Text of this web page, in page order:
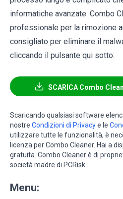
informatiche avanzate. Combo
professionale per la rimozione
consigliato per eliminare il
cliccando il pulsante qui sotto:
SCARICA Combo
Scaricando qualsiasi software
nostre Condizioni di Privacye le
utilizzare tutte le funzionalità, è
licenza per Combo Cleaner. Hai a
gratuita. Combo Cleaner è di
società madre di PCRisk.
Menu: